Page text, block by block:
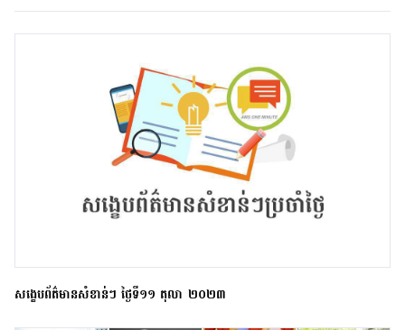
សង្ខេបព័ត៌មានសំខាន់ៗ ថ្ងៃទី១១ តុលា ២០២៣